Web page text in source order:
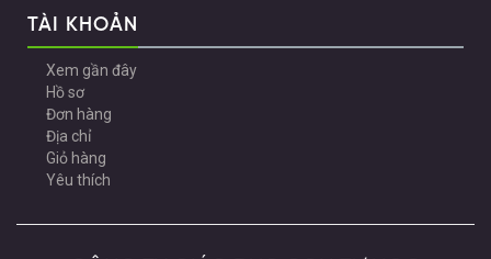
TÀI KHOẢN
Xem gần đây
Hồ sơ
Đơn hàng
Địa chỉ
Giỏ hàng
Yêu thích